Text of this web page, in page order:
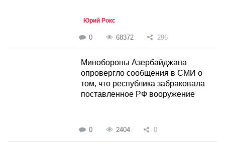
Юрий Рокс
0 68372 296
Минобороны Азербайджана
опровергло сообщения в СМИ о
том, что республика забраковала
поставленное РФ вооружение
0 2404 0